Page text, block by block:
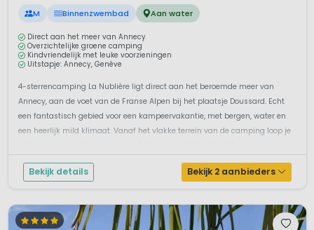
M Binnenzwembad Aan water
Direct aan het meer van Annecy
Overzichtelijke groene camping
Kindvriendelijk met leuke voorzieningen
Uitstapje: Annecy, Genève
4-sterrencamping La Nublière ligt direct aan het beroemde meer van
Annecy, aan de voet van de Franse Alpen bij het plaatsje Doussard. Echt
een fantastisch gebied voor een kampeervakantie, met bergen, water en
een heerlijk mild klimaat. Vanaf het vlakke terrein van de camping loop je
Bekijk details Bekijk 2 aanbieders